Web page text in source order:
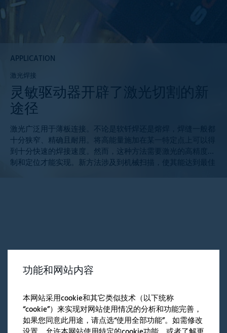
APPLICATION
激光焊接
灵敏驱动器开辟了激光切割的新
途径
激光广泛用于薄板连接。不论是软钎焊还是熔焊，焊缝一般都
十分狭窄、精确且耐用。将高能量施加在某一特定点上可以得
到十分快速的焊接速度。然而，这种方法需要激光的高精度控
制和定位才能实现。新方法涉及到机械扫描，使其能达到最佳
相关文章
APPLICATION
功能和网站内容
本网站采用cookie和其它类似技术（以下统称
“cookie”）来实现对网站使用情况的分析和功能完善，
如果您同意此用途，请点选“使用全部功能”。如需修改